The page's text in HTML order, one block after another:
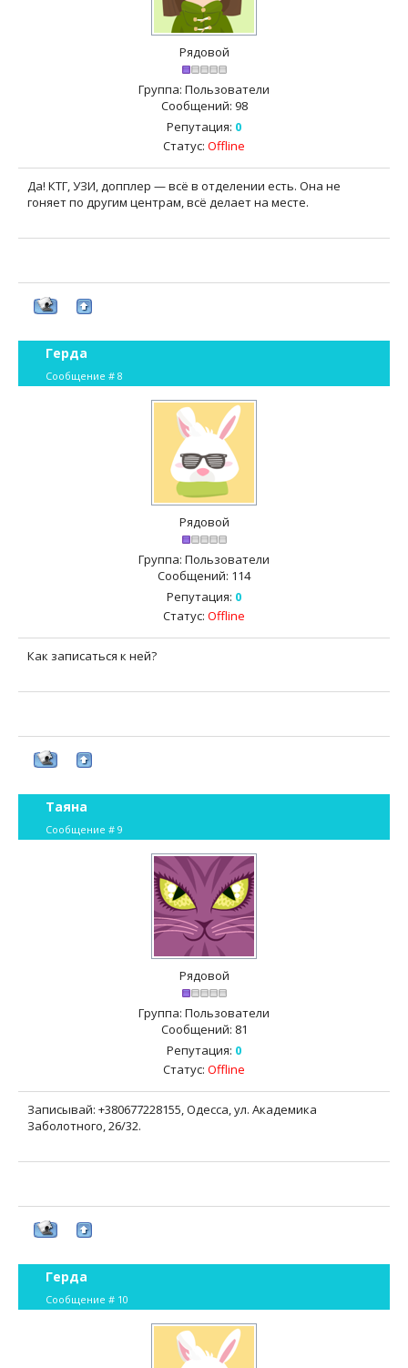
Рядовой
Группа: Пользователи
Сообщений: 98
Репутация: 0
Статус: Offline
Да! КТГ, УЗИ, допплер — всё в отделении есть. Она не
гоняет по другим центрам, всё делает на месте.
Герда
Сообщение # 8
Рядовой
Группа: Пользователи
Сообщений: 114
Репутация: 0
Статус: Offline
Как записаться к ней?
Таяна
Сообщение # 9
Рядовой
Группа: Пользователи
Сообщений: 81
Репутация: 0
Статус: Offline
Записывай: +380677228155, Одесса, ул. Академика
Заболотного, 26/32.
Герда
Сообщение # 10